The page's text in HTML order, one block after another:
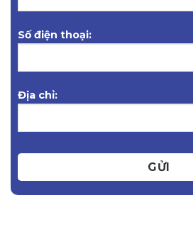
Số điện thoại:
Địa chỉ:
GỬI